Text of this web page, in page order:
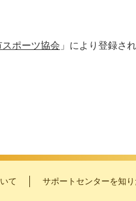
スポーツ協会 」により登録さ
て サポートセンターを知